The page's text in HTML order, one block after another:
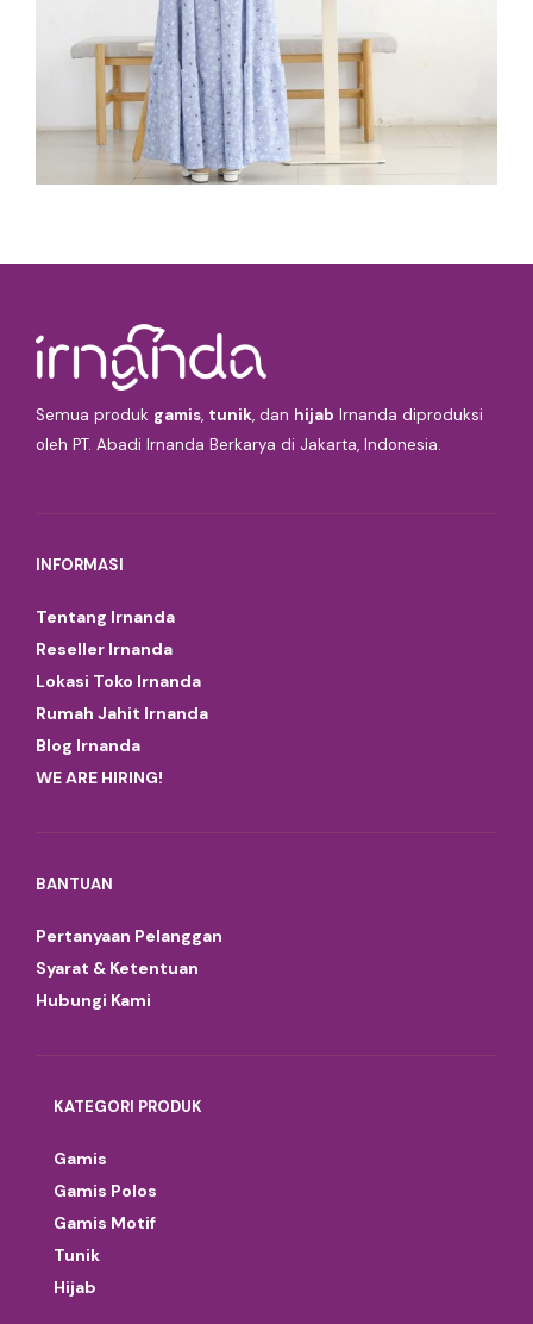
Semua produk gamis, tunik, dan hijab Irnanda diproduksi
oleh PT. Abadi Irnanda Berkarya di Jakarta, Indonesia.
INFORMASI
Tentang Irnanda
Reseller Irnanda
Lokasi Toko Irnanda
Rumah Jahit Irnanda
Blog Irnanda
WE ARE HIRING!
BANTUAN
Pertanyaan Pelanggan
Syarat & Ketentuan
Hubungi Kami
KATEGORI PRODUK
Gamis
Gamis Polos
Gamis Motif
Tunik
Hijab